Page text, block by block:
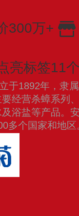
300万+
亮标签11
于1892年，隶
经营杀蟑系列
浴盐等产品。
多个国家和地